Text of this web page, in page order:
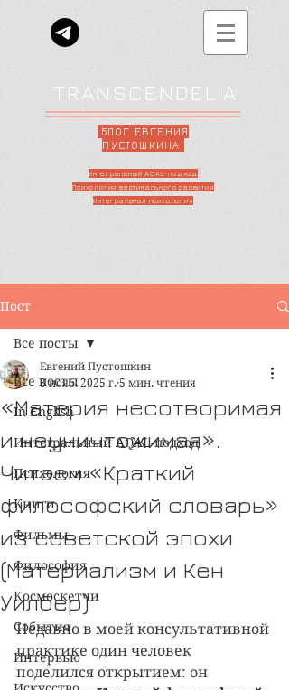
TRANSCENDELIA
БЛОГ ЕВГЕНИЯ
ПУСТОШКИНА
Интегральный AQAL-подход
Психология вертикального развития
Интегральная психология
Пост
Все посты
In English
Интегральный AQAL-подход
Психология
Книги
Фильмы
Философия
Космоскетчи
События
Интервью
Все посты
«Материя несотворимая
и неуничтожимая».
Читаем «Краткий
философский словарь»
из советской эпохи
(Материализм и Кен
Уилбер)
Евгений Пустошкин
3 нояб. 2025 г. 5 мин. чтения
Недавно в моей консультативной
практике один человек
поделился открытием: он